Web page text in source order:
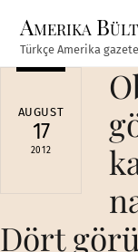
content
Amerika
Türkçe Amerika
AUGUST
17
2012
Dört